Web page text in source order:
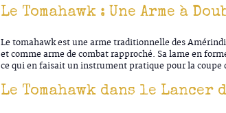
Le Tomahawk : Une Arme à
Le tomahawk est une arme traditionnelle des
et comme arme de combat rapproché. Sa lame en
ce qui en faisait un instrument pratique pour la coupe
Le Tomahawk dans le Lancer